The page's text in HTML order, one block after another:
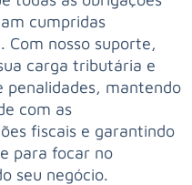
cumpridas
Com nosso suporte,
carga tributária e
penalidades, mantendo
com as
fiscais e garantindo
para focar no
seu negócio.